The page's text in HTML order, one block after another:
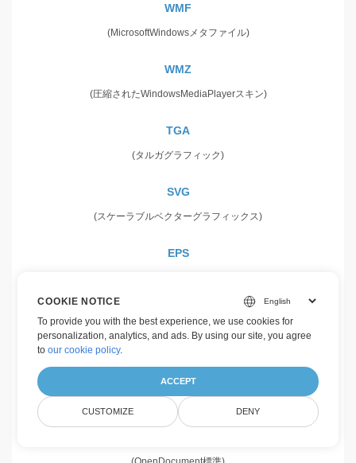
WMF
(MicrosoftWindowsメタファイル)
WMZ
(圧縮されたWindowsMediaPlayerスキン)
TGA
(タルガグラフィック)
SVG
(スケーラブルベクターグラフィックス)
EPS
(ベクトル描画画像)
CMX
(CorelExchangeイメージ)
COOKIE NOTICE
To provide you with the best experience, we use cookies for
personalization, analytics, and ads. By using our site, you agree
toour cookie policy.
ACCEPT
CUSTOMIZE DENY